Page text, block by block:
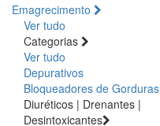
Emagrecimento
Ver tudo
Categorias
Ver tudo
Depurativos
Bloqueadores de Gorduras
Diuréticos | Drenantes |
Desintoxicantes